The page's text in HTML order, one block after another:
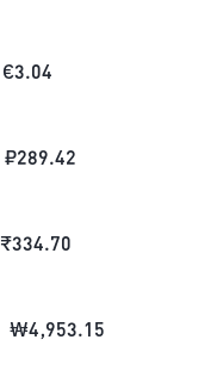
€3.04
₽289.42
₹334.70
₩4,953.15